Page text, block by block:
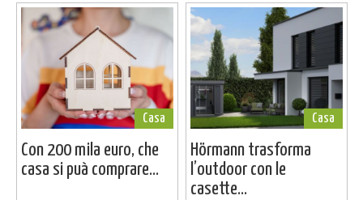
Casa
Con 200 mila euro, che
casa si puà comprare...
Casa
Hörmann trasforma
l’outdoor con le
casette...